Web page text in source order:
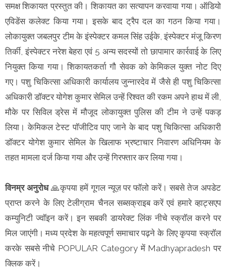
समक्ष शिकायत प्रस्तुत की। शिकायत का सत्यापन करवाया गया। ऑडियो
एविडेंस कलेक्ट किया गया। इसके बाद ट्रैप दल का गठन किया गया।
लोकायुक्त जबलपुर टीम के इंस्पेक्टर कमल सिंह उईके, इंस्पेक्टर मंजू किरण
तिर्की, इंस्पेक्टर नरेश बेहरा एवं 5 अन्य सदस्यों तो छापामार कार्रवाई के लिए
नियुक्त किया गया। शिकायतकर्ता गौ सेवक को केमिकल युक्त नोट दिए
गए। पशु चिकित्सा अधिकारी कार्यालय जुन्नारदेव में जैसे ही पशु चिकित्सा
अधिकारी डॉक्टर योगेश कुमार सेमिल उन्हें रिश्वत की रकम अपने हाथ में ली,
मौके पर सिविल ड्रेस में मौजूद लोकायुक्त पुलिस की टीम ने उन्हें पकड़
लिया। केमिकल टेस्ट पॉजीटिव पाए जाने के बाद पशु चिकित्सा अधिकारी
डॉक्टर योगेश कुमार सेमिल के खिलाफ भ्रष्टाचार निवारण अधिनियम के
तहत मामला दर्ज किया गया और उन्हें गिरफ्तार कर लिया गया।
विनम्र अनुरोध 🙏कृपया हमें गूगल न्यूज़ पर फॉलो करें। सबसे तेज अपडेट
प्राप्त करने के लिए टेलीग्राम चैनल सब्सक्राइब करें एवं हमारे व्हाट्सएप
कम्युनिटी ज्वॉइन करें। इन सबकी डायरेक्ट लिंक नीचे स्क्रॉल करने पर
मिल जाएंगी। मध्य प्रदेश के महत्वपूर्ण समाचार पढ़ने के लिए कृपया स्क्रॉल
करके सबसे नीचे POPULAR Category में Madhyapradesh पर
क्लिक करें।